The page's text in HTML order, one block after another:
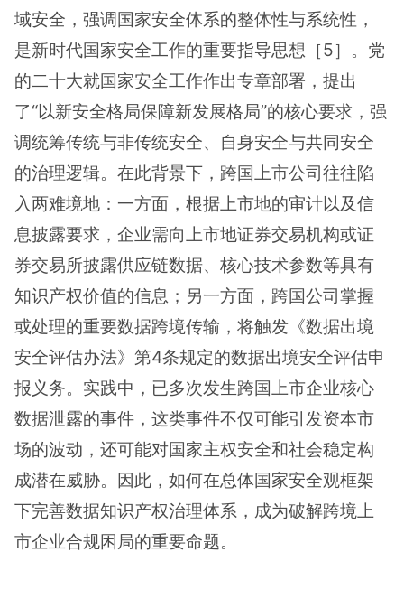
域安全，强调国家安全体系的整体性与系统性，
是新时代国家安全工作的重要指导思想［5］。党
的二十大就国家安全工作作出专章部署，提出
了“以新安全格局保障新发展格局”的核心要求，强
调统筹传统与非传统安全、自身安全与共同安全
的治理逻辑。在此背景下，跨国上市公司往往陷
入两难境地：一方面，根据上市地的审计以及信
息披露要求，企业需向上市地证券交易机构或证
券交易所披露供应链数据、核心技术参数等具有
知识产权价值的信息；另一方面，跨国公司掌握
或处理的重要数据跨境传输，将触发《数据出境
安全评估办法》第4条规定的数据出境安全评估申
报义务。实践中，已多次发生跨国上市企业核心
数据泄露的事件，这类事件不仅可能引发资本市
场的波动，还可能对国家主权安全和社会稳定构
成潜在威胁。因此，如何在总体国家安全观框架
下完善数据知识产权治理体系，成为破解跨境上
市企业合规困局的重要命题。